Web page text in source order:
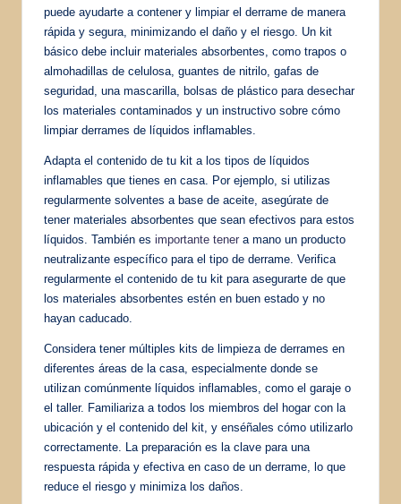
puede ayudarte a contener y limpiar el derrame de manera
rápida y segura, minimizando el daño y el riesgo. Un kit
básico debe incluir materiales absorbentes, como trapos o
almohadillas de celulosa, guantes de nitrilo, gafas de
seguridad, una mascarilla, bolsas de plástico para desechar
los materiales contaminados y un instructivo sobre cómo
limpiar derrames de líquidos inflamables.
Adapta el contenido de tu kit a los tipos de líquidos
inflamables que tienes en casa. Por ejemplo, si utilizas
regularmente solventes a base de aceite, asegúrate de
tener materiales absorbentes que sean efectivos para estos
líquidos. También es importante tener a mano un producto
neutralizante específico para el tipo de derrame. Verifica
regularmente el contenido de tu kit para asegurarte de que
los materiales absorbentes estén en buen estado y no
hayan caducado.
Considera tener múltiples kits de limpieza de derrames en
diferentes áreas de la casa, especialmente donde se
utilizan comúnmente líquidos inflamables, como el garaje o
el taller. Familiariza a todos los miembros del hogar con la
ubicación y el contenido del kit, y enséñales cómo utilizarlo
correctamente. La preparación es la clave para una
respuesta rápida y efectiva en caso de un derrame, lo que
reduce el riesgo y minimiza los daños.